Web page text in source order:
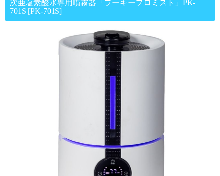
次亜塩素酸水専用噴霧器「プーキープロミスト」PK-
701S [PK-701S]